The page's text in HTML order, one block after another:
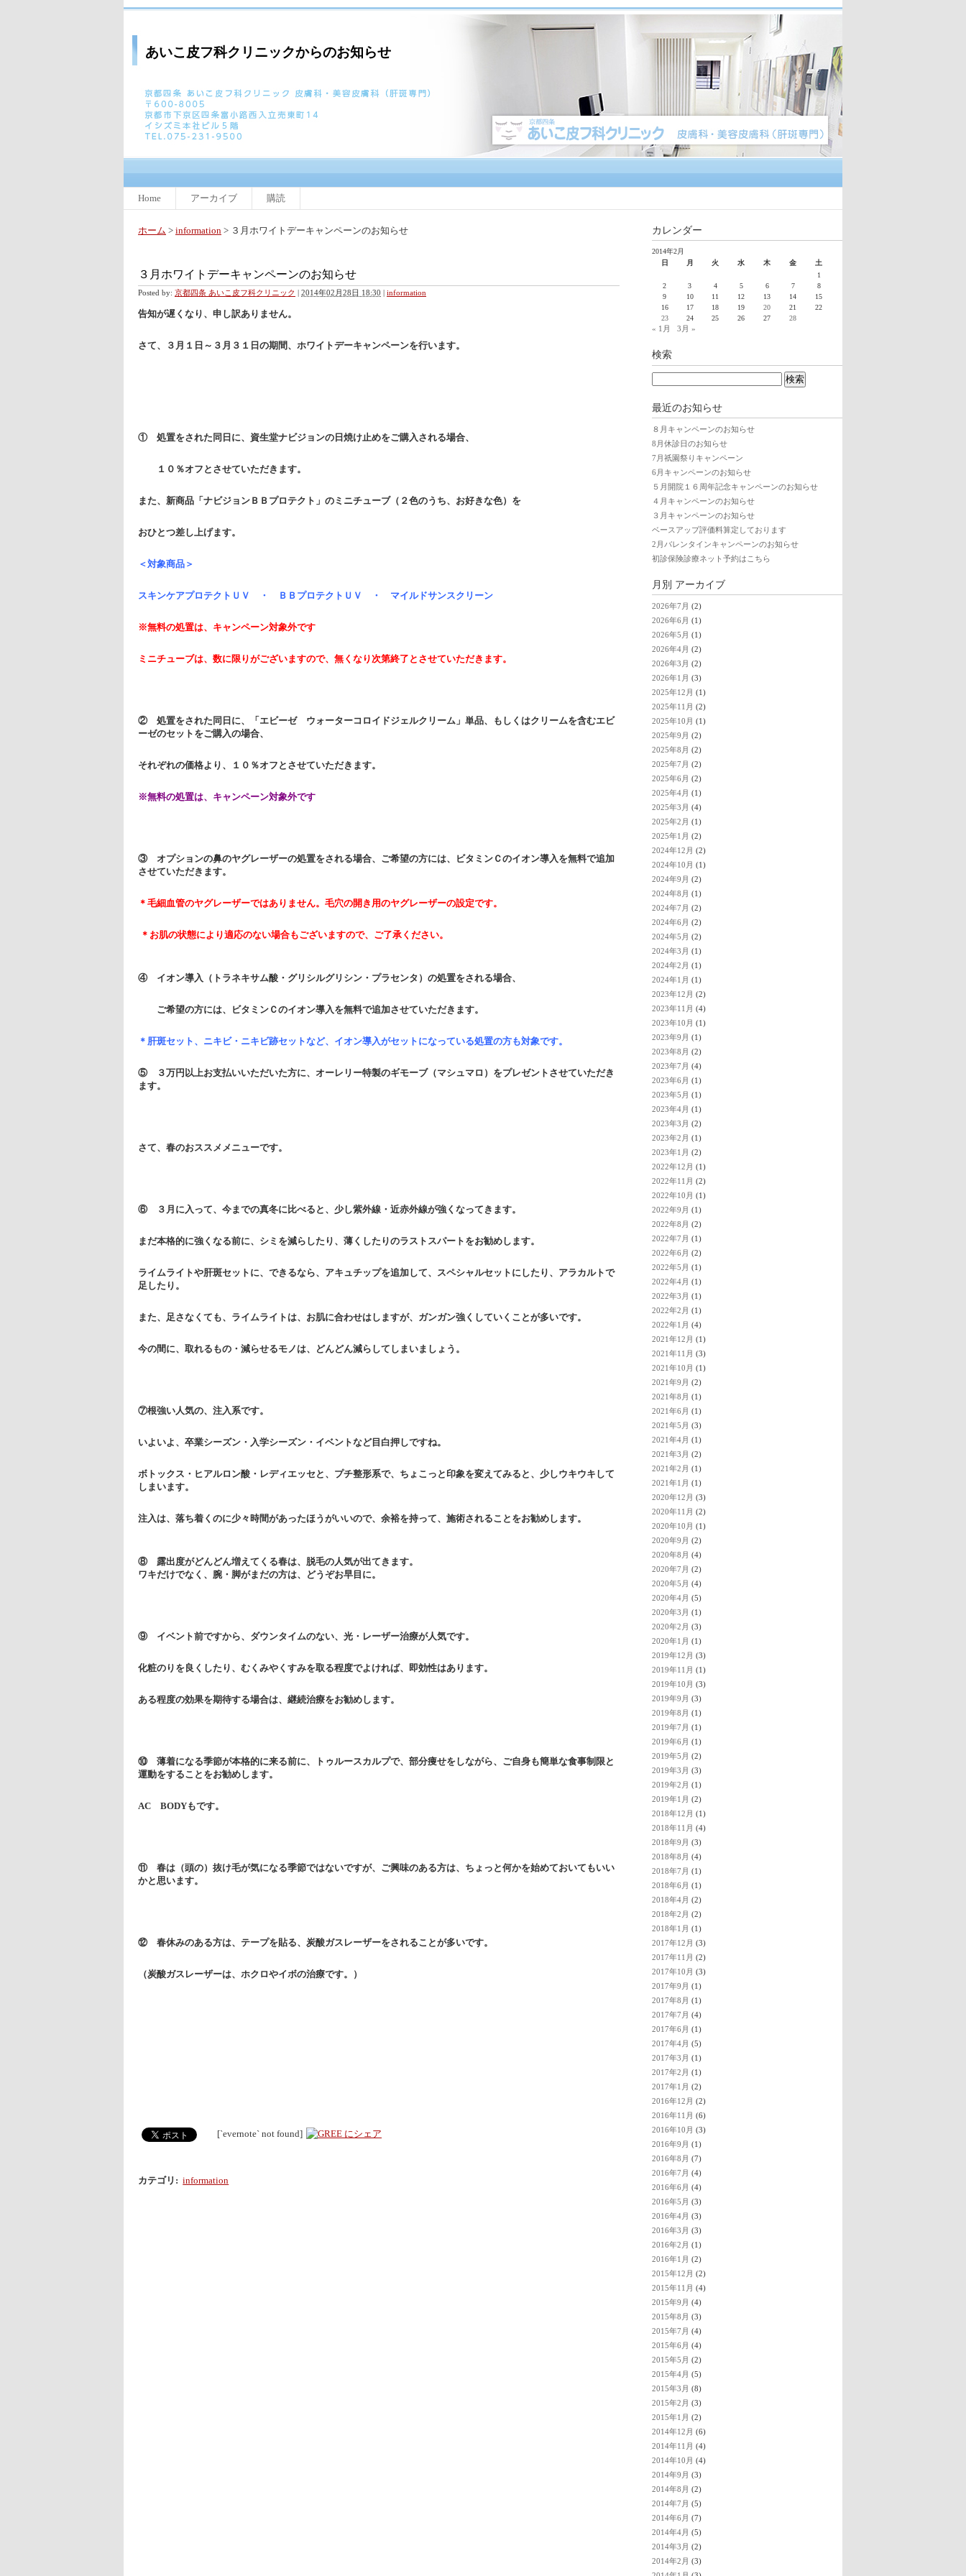
あいこ皮フ科クリニックからのお知らせ
Home アーカイブ 購読
ホーム > information > ３月ホワイトデーキャンペーンのお知らせ
３月ホワイトデーキャンペーンのお知らせ
Posted by: 京都四条 あいこ皮フ科クリニック | 2014年02月28日 18:30 | information
告知が遅くなり、申し訳ありません。
さて、３ 月１日～３月３１日の期間、ホワイトデーキャンペーンを行います。
① 処置をされた同日に、資生堂ナビジョンの日焼け止めをご購入される場合、
１０％オフとさせていただきます。
また、新商品「ナビジョンＢＢプロテクト」のミニチューブ（２色のうち、お好きな色）を
おひとつ差し上げます。
＜対象商品＞
スキンケアプロテクトＵＶ ・ ＢＢプロテクトＵＶ ・ マイルドサンスクリーン
※無料の処置は、キャンペーン対象外です
ミニチューブは、数に限りがございますので、無くなり次第終了とさせていただきます。
② 処置をされた同日に、「エビーゼ ウォーターコロイドジェルクリーム」単品、もしくはクリームを含むエビ
ーゼのセットをご購入の場合、
それぞれの価格より、１０％オフとさせていただきます。
※無料の処置は、キャンペーン対象外です
③ オプションの鼻のヤグレーザーの処置をされる場合、ご希望の方には、ビタミンＣのイオン導入を無料で追加
させていただきます。
＊毛細血管のヤグレーザーではありません。毛穴の開き用のヤグレーザーの設定です。
＊お肌の状態により適応のない場合もございますので、ご了承ください。
④ イオン導入（トラネキサム酸・グリシルグリシン・プラセンタ）の処置をされる場合、
ご希望の方には、 ビタミンＣのイオン導入を無料で追加させていただきます。
＊肝斑セット、ニキビ・ニキビ跡セットなど、イオン導入がセットになっている処置の方も対象です。
⑤ ３万円以上お支払いいただいた方に、オーレリー特製のギモーブ（マシュマロ）をプレゼントさせていただき
ます。
さて、春のおススメメニューです。
⑥ ３月に入って、今までの真冬に比べると、少し紫外線・近赤外線が強くなってきます。
まだ本格的に強くなる前に、シミを減らしたり、薄くしたりのラストスパートをお勧めします。
ライムライトや肝斑セットに、できるなら、アキュチップを追加して、スペシャルセットにしたり、アラカルトで
足したり。
また、足さなくても、ライムライトは、お肌に合わせはしますが、ガンガン強くしていくことが多いです。
今の間に、取れるもの・減らせるモノは、どんどん減らしてしまいましょう。
⑦根強い人気の、注入系です。
いよいよ、卒業シーズン・入学シーズン・イベントなど目白押しですね。
ボトックス・ヒアルロン酸・レディエッセと、プチ整形系で、ちょこっと印象を変えてみると、少しウキウキして
しまいます。
注入は、落ち着くのに少々時間があったほうがいいので、余裕を持って、施術されることをお勧めします。
⑧ 露出度がどんどん増えてくる春は、脱毛の人気が出てきます。
ワキだけでなく、腕・脚がまだの方は、どうぞお早目に。
⑨ イベント前ですから、ダウンタイムのない、光・レーザー治療が人気です。
化粧のりを良くしたり、むくみやくすみを取る程度でよければ、即効性はあります。
ある程度の効果を期待する場合は、継続治療をお勧めします。
⑩ 薄着になる季節が本格的に来る前に、トゥルースカルプで、部分痩せをしながら、ご自身も簡単な食事制限と
運動をすることをお勧めします。
AC BODYもです。
⑪ 春は（頭の）抜け毛が気になる季節ではないですが、ご興味のある方は、ちょっと何かを始めておいてもいい
かと思います。
⑫ 春休みのある方は、テープを貼る、炭酸ガスレーザーをされることが多いです。
（炭酸ガスレーザーは、ホクロやイボの治療です。）
[`evernote` not found]
カテゴリ : information
カレンダー
2014年2月
日
月 火 水 木 金
土
1
2
3 4 5 6 7
8
9
10 11 12 13 14
15
16
17 18 19 20 21
22
23
24 25 26 27 28
« 1月 3月 »
検索
最近のお知らせ
８月キャンペーンのお知らせ
8月休診日のお知らせ
7月祇園祭りキャンペーン
6月キャンペーンのお知らせ
５月開院１６周年記念キャンペーンのお知らせ
４月キャンペーンのお知らせ
３月キャンペーンのお知らせ
ベースアップ評価料算定しております
2月バレンタインキャンペーンのお知らせ
初診保険診療ネット予約はこちら
月別 アーカイブ
2026年7月 (2)
2026年6月 (1)
2026年5月 (1)
2026年4月 (2)
2026年3月 (2)
2026年1月 (3)
2025年12月 (1)
2025年11月 (2)
2025年10月 (1)
2025年9月 (2)
2025年8月 (2)
2025年7月 (2)
2025年6月 (2)
2025年4月 (1)
2025年3月 (4)
2025年2月 (1)
2025年1月 (2)
2024年12月 (2)
2024年10月 (1)
2024年9月 (2)
2024年8月 (1)
2024年7月 (2)
2024年6月 (2)
2024年5月 (2)
2024年3月 (1)
2024年2月 (1)
2024年1月 (1)
2023年12月 (2)
2023年11月 (4)
2023年10月 (1)
2023年9月 (1)
2023年8月 (2)
2023年7月 (4)
2023年6月 (1)
2023年5月 (1)
2023年4月 (1)
2023年3月 (2)
2023年2月 (1)
2023年1月 (2)
2022年12月 (1)
2022年11月 (2)
2022年10月 (1)
2022年9月 (1)
2022年8月 (2)
2022年7月 (1)
2022年6月 (2)
2022年5月 (1)
2022年4月 (1)
2022年3月 (1)
2022年2月 (1)
2022年1月 (4)
2021年12月 (1)
2021年11月 (3)
2021年10月 (1)
2021年9月 (2)
2021年8月 (1)
2021年6月 (1)
2021年5月 (3)
2021年4月 (1)
2021年3月 (2)
2021年2月 (1)
2021年1月 (1)
2020年12月 (3)
2020年11月 (2)
2020年10月 (1)
2020年9月 (2)
2020年8月 (4)
2020年7月 (2)
2020年5月 (4)
2020年4月 (5)
2020年3月 (1)
2020年2月 (3)
2020年1月 (1)
2019年12月 (3)
2019年11月 (1)
2019年10月 (3)
2019年9月 (3)
2019年8月 (1)
2019年7月 (1)
2019年6月 (1)
2019年5月 (2)
2019年3月 (3)
2019年2月 (1)
2019年1月 (2)
2018年12月 (1)
2018年11月 (4)
2018年9月 (3)
2018年8月 (4)
2018年7月 (1)
2018年6月 (1)
2018年4月 (2)
2018年2月 (2)
2018年1月 (1)
2017年12月 (3)
2017年11月 (2)
2017年10月 (3)
2017年9月 (1)
2017年8月 (1)
2017年7月 (4)
2017年6月 (1)
2017年4月 (5)
2017年3月 (1)
2017年2月 (1)
2017年1月 (2)
2016年12月 (2)
2016年11月 (6)
2016年10月 (3)
2016年9月 (1)
2016年8月 (7)
2016年7月 (4)
2016年6月 (4)
2016年5月 (3)
2016年4月 (3)
2016年3月 (3)
2016年2月 (1)
2016年1月 (2)
2015年12月 (2)
2015年11月 (4)
2015年9月 (4)
2015年8月 (3)
2015年7月 (4)
2015年6月 (4)
2015年5月 (2)
2015年4月 (5)
2015年3月 (8)
2015年2月 (3)
2015年1月 (2)
2014年12月 (6)
2014年11月 (4)
2014年10月 (4)
2014年9月 (3)
2014年8月 (2)
2014年7月 (5)
2014年6月 (7)
2014年4月 (5)
2014年3月 (2)
2014年2月 (3)